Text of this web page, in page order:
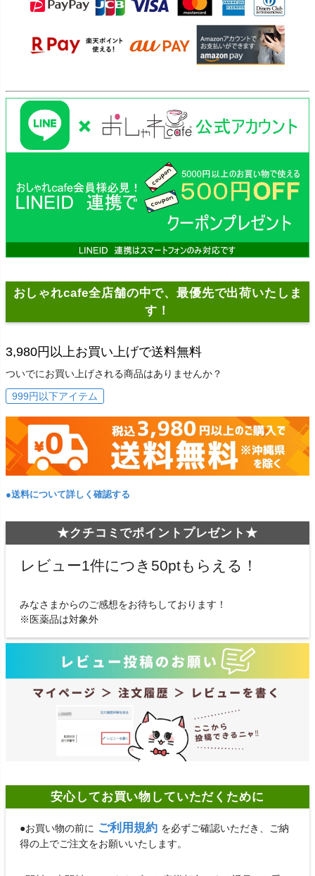
おしゃれcafe全店舗の中で、最優先で出荷いたしま
す！
3,980円以上お買い上げで送料無料
ついでにお買い上げされる商品はありませんか？
999円以下アイテム
●送料について詳しく確認する
★クチコミでポイントプレゼント★
レビュー1件につき50ptもらえる！
みなさまからのご感想をお待ちしております！
※医薬品は対象外
安心してお買い物していただくために
●お買い物の前に ご利用規約 を必ずご確認いただき、ご納
得の上でご注文をお願いいたします。